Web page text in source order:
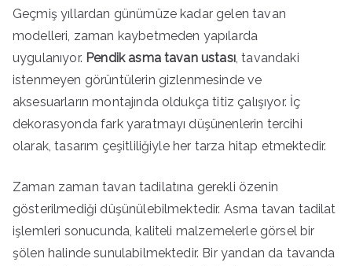
Geçmiş yıllardan günümüze kadar gelen tavan
modelleri, zaman kaybetmeden yapılarda
uygulanıyor. Pendik asma tavan ustası, tavandaki
istenmeyen görüntülerin gizlenmesinde ve
aksesuarların montajında oldukça titiz çalışıyor. İç
dekorasyonda fark yaratmayı düşünenlerin tercihi
olarak, tasarım çeşitliliğiyle her tarza hitap etmektedir.
Zaman zaman tavan tadilatına gerekli özenin
gösterilmediği düşünülebilmektedir. Asma tavan tadilat
işlemleri sonucunda, kaliteli malzemelerle görsel bir
şölen halinde sunulabilmektedir. Bir yandan da tavanda